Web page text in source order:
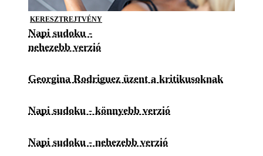
KERESZTREJTVÉNY
Napi sudoku -
nehezebb verzió
Georgina Rodriguez üzent a kritikusoknak
Napi sudoku - könnyebb verzió
Napi sudoku - nehezebb verzió